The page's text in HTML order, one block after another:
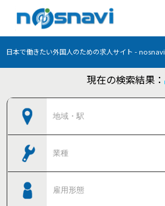
日本で働きたい外国人のための求人サイト - nosnavi
現在の検索結果：
地域・駅
業種
雇用形態